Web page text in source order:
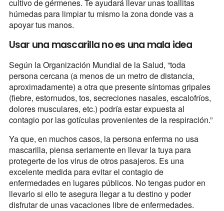
cultivo de gérmenes. Te ayudará llevar unas toallitas
húmedas para limpiar tu mismo la zona donde vas a
apoyar tus manos.
Usar una mascarilla no es una mala idea
Según la Organización Mundial de la Salud, “toda
persona cercana (a menos de un metro de distancia,
aproximadamente) a otra que presente síntomas gripales
(fiebre, estornudos, tos, secreciones nasales, escalofríos,
dolores musculares, etc.) podría estar expuesta al
contagio por las gotículas provenientes de la respiración.”
Ya que, en muchos casos, la persona enferma no usa
mascarilla, piensa seriamente en llevar la tuya para
protegerte de los virus de otros pasajeros. Es una
excelente medida para evitar el contagio de
enfermedades en lugares públicos. No tengas pudor en
llevarlo si ello te asegura llegar a tu destino y poder
disfrutar de unas vacaciones libre de enfermedades.